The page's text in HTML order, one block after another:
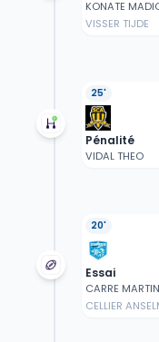
KONATE
VISSER TIJDE
25'
Pénalité
VIDAL THEO
20'
Essai
CARRE MARTIN
CELLIER